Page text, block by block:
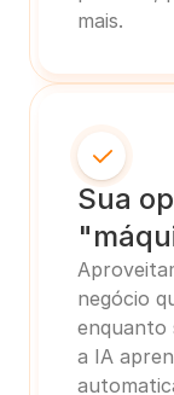
mais.
Sua
negócio
enquanto
a IA